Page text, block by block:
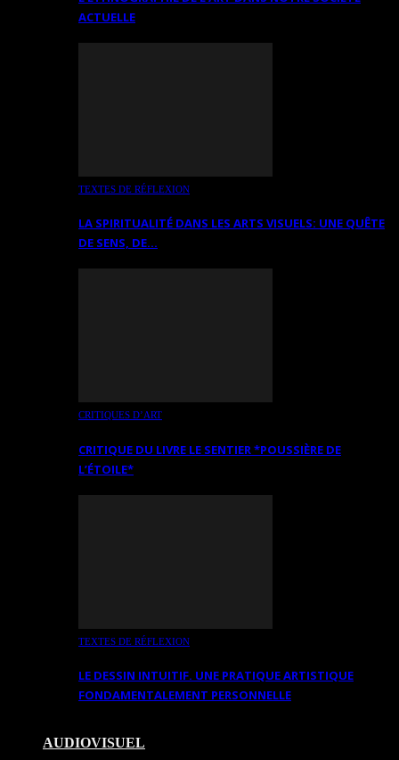
ACTUELLE
TEXTES DE RÉFLEXION
LA SPIRITUALITÉ DANS LES ARTS VISUELS: UNE QUÊTE
DE SENS, DE…
CRITIQUES D’ART
CRITIQUE DU LIVRE LE SENTIER *POUSSIÈRE DE
L’ÉTOILE*
TEXTES DE RÉFLEXION
LE DESSIN INTUITIF. UNE PRATIQUE ARTISTIQUE
FONDAMENTALEMENT PERSONNELLE
AUDIOVISUEL